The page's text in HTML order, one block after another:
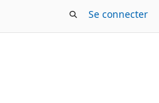
Se connecter